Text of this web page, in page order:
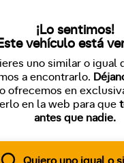
¡Lo sentimos!
Este vehículo está
uno similar o igual
a encontrarlo.
ofrecemos en
en la web para que
antes que nadie.